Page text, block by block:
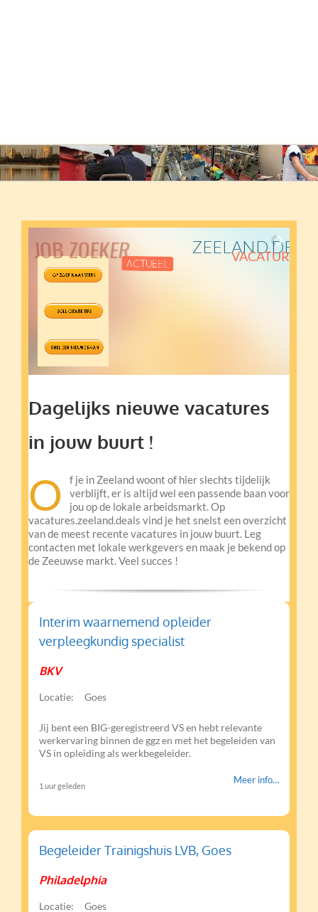
VACATURES
JOB ZOEKERACTUEEL
altijd hetnieuwste
PER REGIO
Dagelijks nieuwe vacatures
in jouw buurt !
O
f je in Zeeland woont of hier slechts tijdelijk
verblijft, er is altijd wel een passende baan voor
jou op de lokale arbeidsmarkt. Op
vacatures.zeeland.deals vind je het snelst een overzicht
van de meest recente vacatures in jouw buurt. Leg
contacten met lokale werkgevers en maak je bekend op
de Zeeuwse markt. Veel succes !
Interim waarnemend opleider
verpleegkundig specialist
BKV
Locatie: Goes
Jij bent een BIG-geregistreerd VS en hebt relevante
werkervaring binnen de ggz en met het begeleiden van
VS in opleiding als werkbegeleider.
Meer info…
1 uur geleden
Begeleider Trainigshuis LVB, Goes
Philadelphia
Locatie: Goes